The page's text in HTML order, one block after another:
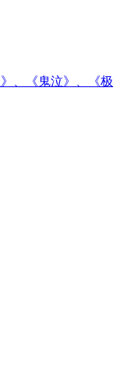
、《鬼泣》、《极